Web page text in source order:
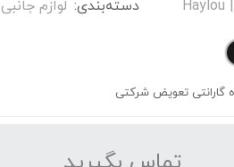
دسته‌بندی: لوازم جانبی